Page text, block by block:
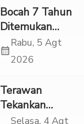
Bocah 7 Tahun
Ditemukan
Tewas dalam
Sumur di Tapsel,
Kekerasan
calendar_month
Rabu, 5 Agt
2026
Terawan
Tekankan
Pentingnya
Selasa, 4 Agt